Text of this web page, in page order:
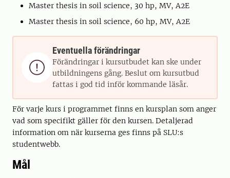
Master thesis in soil science, 30 hp, MV, A2E
Master thesis in soil science, 60 hp, MV, A2E

Eventuella förändringar
Förändringar i kursutbudet kan ske under
utbildningens gång. Beslut om kursutbud
fattas i god tid inför kommande läsår.
För varje kurs i programmet finns en kursplan som anger
vad som specifikt gäller för den kursen. Detaljerad
information om när kurserna ges finns på SLU:s
studentwebb.
Mål